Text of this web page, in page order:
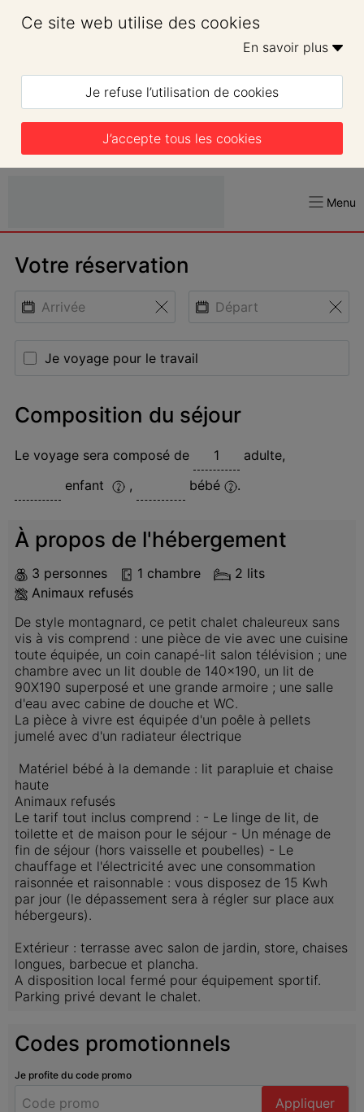
Ce site web utilise des cookies
En savoir plus
Je refuse l’utilisation de cookies
J’accepte tous les cookies
Menu
Votre réservation
Je voyage pour le travail
Composition du séjour
Le voyage sera composé de adulte,
enfant
, bébé .
À propos de l'hébergement
3 personnes 1 chambre
2 lits
Animaux refusés
De style montagnard, ce petit chalet chaleureux sans
vis à vis comprend : une pièce de vie avec une cuisine
toute équipée, un coin canapé-lit salon télévision ; une
chambre avec un lit double de 140x190, un lit de
90X190 superposé et une grande armoire ; une salle
d'eau avec cabine de douche et WC.
La pièce à vivre est équipée d'un poêle à pellets
jumelé avec d'un radiateur électrique
haute
Animaux refusés
Le tarif tout inclus comprend : - Le linge de lit, de
toilette et de maison pour le séjour - Un ménage de
fin de séjour (hors vaisselle et poubelles) - Le
chauffage et l'électricité avec une consommation
raisonnée et raisonnable : vous disposez de 15 Kwh
par jour (le dépassement sera à régler sur place aux
hébergeurs).
Extérieur : terrasse avec salon de jardin, store, chaises
longues, barbecue et plancha.
A disposition local fermé pour équipement sportif.
Parking privé devant le chalet.
Codes promotionnels
Je profite du code promo
Appliquer